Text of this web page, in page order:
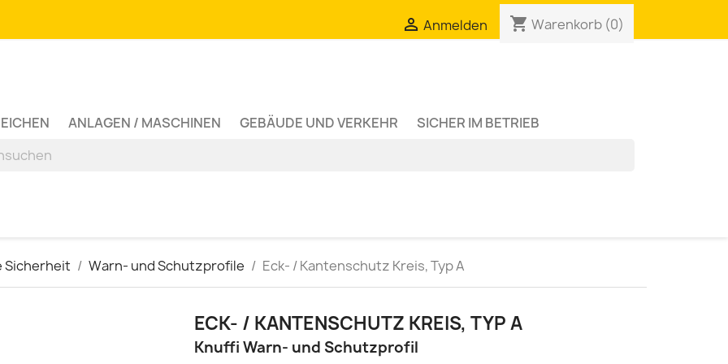
 Anmelden shopping_cart Warenkorb (0)
ANLAGEN / MASCHINEN GEBÄUDE UND VERKEHR SICHER IM BETRIEB
Sicherheit Warn- und Schutzprofile Eck- / Kantenschutz Kreis, Typ A
ECK- / KANTENSCHUTZ KREIS, TYP A
Knuffi Warn- und Schutzprofil